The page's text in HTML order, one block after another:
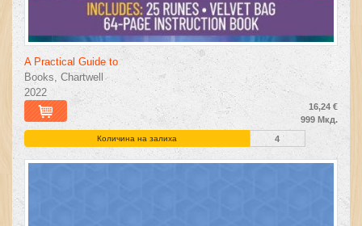
A Practical Guide to
Books, Chartwell
2022
16,24 €
999 Мкд.
Количина на залиха 4